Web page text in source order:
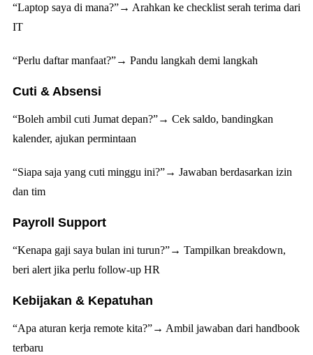
“Laptop saya di mana?”→ Arahkan ke checklist serah terima dari
IT
“Perlu daftar manfaat?”→ Pandu langkah demi langkah
Cuti & Absensi
“Boleh ambil cuti Jumat depan?”→ Cek saldo, bandingkan
kalender, ajukan permintaan
“Siapa saja yang cuti minggu ini?”→ Jawaban berdasarkan izin
dan tim
Payroll Support
“Kenapa gaji saya bulan ini turun?”→ Tampilkan breakdown,
beri alert jika perlu follow-up HR
Kebijakan & Kepatuhan
“Apa aturan kerja remote kita?”→ Ambil jawaban dari handbook
terbaru